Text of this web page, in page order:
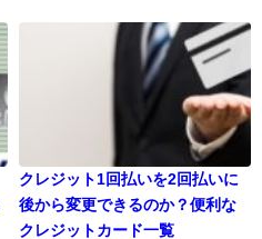
クレジット1回払いを2回払いに
後から変更できるのか？便利な
クレジットカード一覧